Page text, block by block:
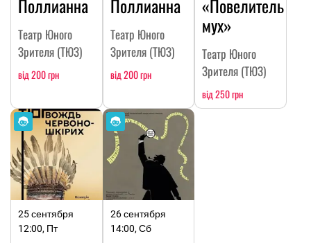
Поллианна
Театр Юного
Зрителя (ТЮЗ)
від 200 грн
Поллианна
Театр Юного
Зрителя (ТЮЗ)
від 200 грн
«Повелитель
мух»
Театр Юного
Зрителя (ТЮЗ)
від 250 грн
25 сентября
12:00, Пт
26 сентября
14:00, Сб